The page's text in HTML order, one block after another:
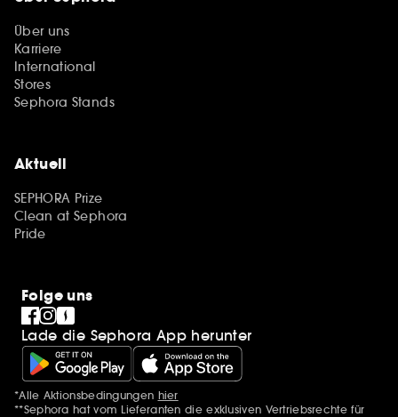
Über uns
Karriere
International
Stores
Sephora Stands
Aktuell
SEPHORA Prize
Clean at Sephora
Pride
Folge uns
Lade die Sephora App herunter
Zusätzlich Erwähnungen
*Alle Aktionsbedingungen hier
**Sephora hat vom Lieferanten die exklusiven Vertriebsrechte für